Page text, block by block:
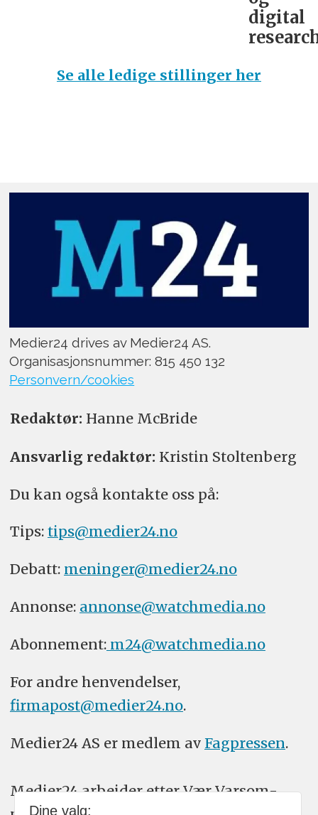
digital
Se alle ledige stillinger her
Medier24 drives av Medier24 AS.
Organisasjonsnummer: 815 450 132
Personvern/cookies
Redaktør: Hanne McBride
Ansvarlig redaktør: Kristin Stoltenberg
Du kan også kontakte oss på:
Tips: tips@medier24.no
Debatt: meninger@medier24.no
Annonse: annonse@watchmedia.no
Abonnement:m24@watchmedia.no
For andre henvendelser,
firmapost@medier24.no.
Medier24 AS er medlem av Fagpressen.
Medier24 arbeider etter Vær Varsom-
Dine valg: